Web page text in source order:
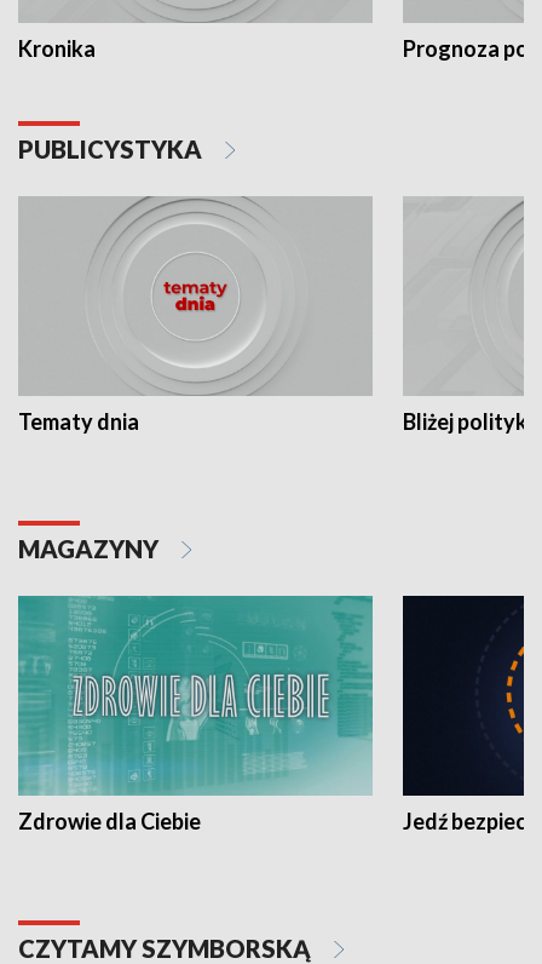
Kronika Prognoza
PUBLICYSTYKA
Tematy dnia Bliżej polityki
MAGAZYNY
Zdrowie dla Ciebie Jedź
CZYTAMY SZYMBORSKĄ